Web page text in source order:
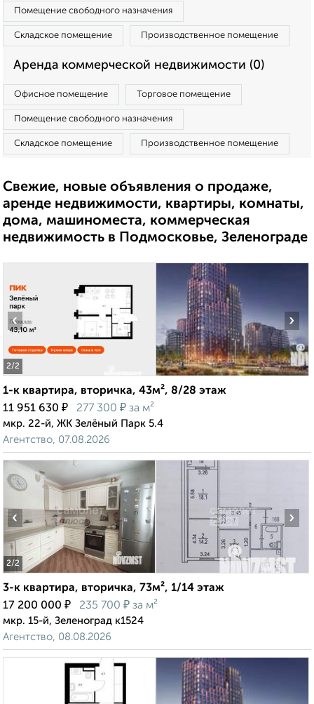
Помещение свободного назначения
Складское помещение Производственное помещение
Аренда коммерческой недвижимости (0)
Офисное помещение Торговое помещение
Помещение свободного назначения
Складское помещение Производственное помещение
Свежие, новые объявления о продаже,
аренде недвижимости, квартиры, комнаты,
дома, машиноместа, коммерческая
недвижимость в Подмосковье, Зеленограде
2/2
‹ ›
1-к квартира, вторичка, 43м², 8/28 этаж
11 951 630 ₽ 277 300 ₽ за м²
мкр. 22-й, ЖК Зелёный Парк 5.4
Агентство, 07.08.2026
2/2
‹ ›
3-к квартира, вторичка, 73м², 1/14 этаж
17 200 000 ₽ 235 700 ₽ за м²
мкр. 15-й, Зеленоград к1524
Агентство, 08.08.2026